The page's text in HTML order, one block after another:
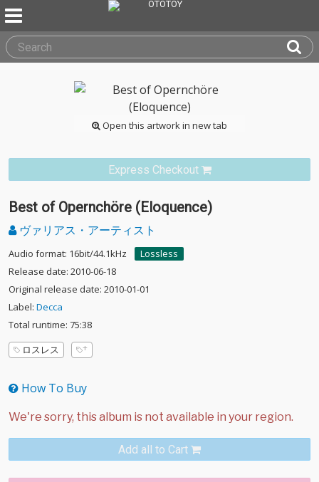
Open this artwork in new tab
Express Checkout
Best of Opernchöre (Eloquence)
ヴァリアス・アーティスト
Audio format: 16bit/44.1kHz
Lossless
Release date: 2010-06-18
Original release date: 2010-01-01
Label: Decca
Total runtime: 75:38
ロスレス
How To Buy
Add all to Cart